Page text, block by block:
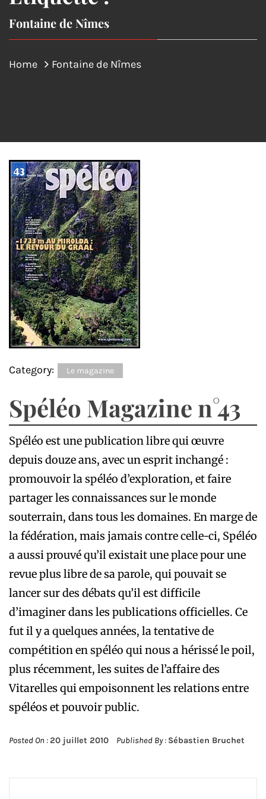
Fontaine de Nîmes
Home Fontaine de Nîmes
Category: Le magazine
Spéléo Magazine n°43
Spéléo est une publication libre qui œuvre
depuis douze ans, avec un esprit inchangé :
promouvoir la spéléo d’exploration, et faire
partager les connaissances sur le monde
souterrain, dans tous les domaines. En marge de
la fédération, mais jamais contre celle-ci, Spéléo
a aussi prouvé qu’il existait une place pour une
revue plus libre de sa parole, qui pouvait se
lancer sur des débats qu’il est difficile
d’imaginer dans les publications officielles. Ce
fut il y a quelques années, la tentative de
compétition en spéléo qui nous a hérissé le poil,
plus récemment, les suites de l’affaire des
Vitarelles qui empoisonnent les relations entre
spéléos et pouvoir public.
Posted On :20 juillet 2010 Published By : Sébastien Bruchet